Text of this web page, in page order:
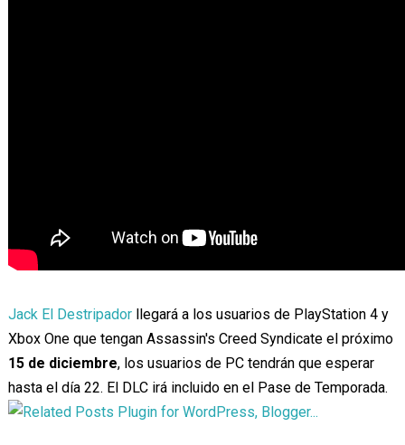
Jack El Destripadorllegará a los usuarios de PlayStation 4 y
Xbox One que tengan Assassin's Creed Syndicate el próximo
15 de diciembre, los usuarios de PC tendrán que esperar
hasta el día 22. El DLC irá incluido en el Pase de Temporada.